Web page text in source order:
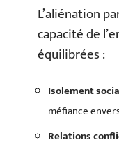
L’aliénation
capacité de
équilibrées :
Isolement
méfiance
Relations